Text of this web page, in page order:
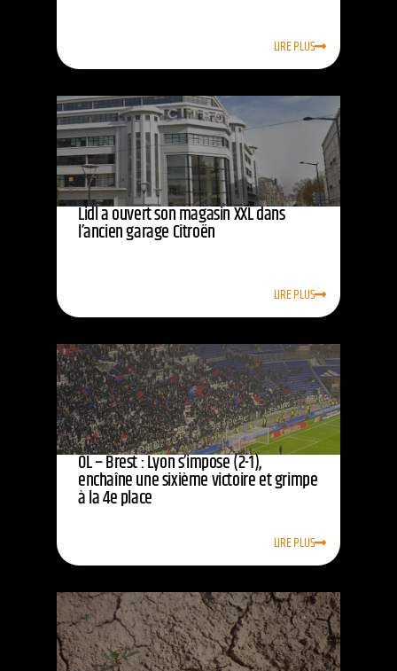
LIRE PLUS
Lidl a ouvert son magasin XXL dans
l’ancien garage Citroën
LIRE PLUS
OL – Brest : Lyon s’impose (2-1),
enchaîne une sixième victoire et grimpe
à la 4e place
LIRE PLUS